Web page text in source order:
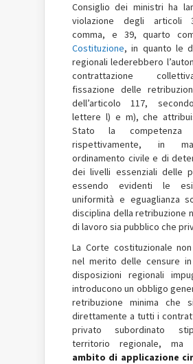
Consiglio dei ministri ha
violazione degli articoli
comma, e 39, quarto
Costituzione, in quanto le
regionali lederebbero
contrattazione
fissazione delle
dell’articolo 117,
lettere l) e m), che
Stato la competenza
rispettivamente, in
ordinamento civile e di
dei livelli essenziali delle
essendo evidenti le
uniformità e eguaglianza
disciplina della retribuzione
di lavoro sia pubblico che
La Corte costituzionale
nel merito delle censure
disposizioni regionali
introducono un obbligo
retribuzione minima che
direttamente a tutti i
privato subordinato
territorio regionale, ma
ambito di applicazione